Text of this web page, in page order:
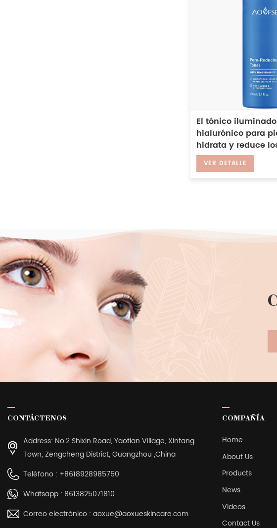
El tónico
hialurónico para
hidrata y reduce
VER DETALLE
CONTÁCTENOS
Address: No.2 Shixin Road, Yaotian Village, Xintang
Town, Zengcheng District, Guangzhou ,China
Teléfono : +8618928985750
Whatsapp : 8613825071810
Correo electrónico : aoxue@aoxueskincare.com
COMPAÑÍA
Home
About Us
Products
News
Videos
Contact Us